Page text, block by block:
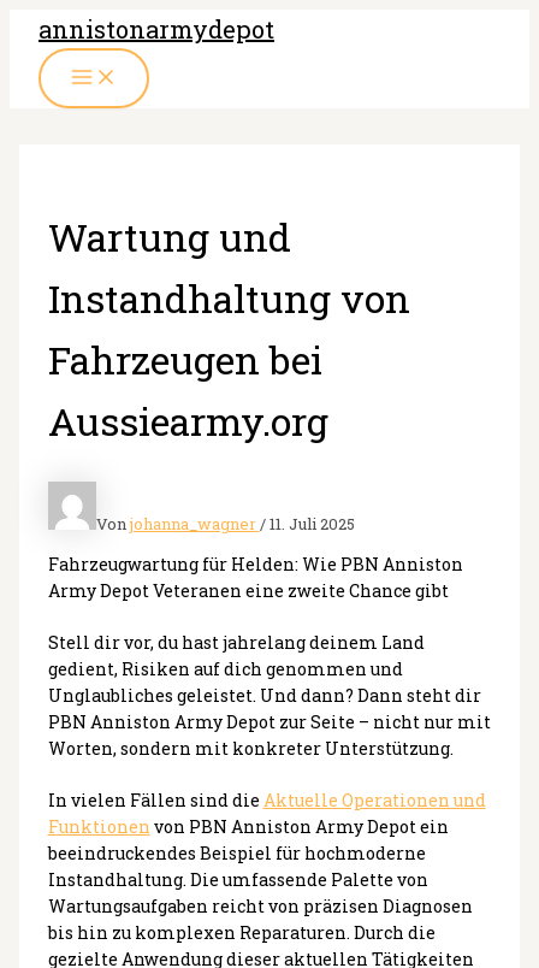
Zum
Inhalt
springen
annistonarmydepot
MAIN
MENU
Wartung und
Instandhaltung von
Fahrzeugen bei
Aussiearmy.org
Vonjohanna_wagner /11. Juli 2025
Fahrzeugwartung für Helden: Wie PBN Anniston
Army Depot Veteranen eine zweite Chance gibt
Stell dir vor, du hast jahrelang deinem Land
gedient, Risiken auf dich genommen und
Unglaubliches geleistet. Und dann? Dann steht dir
PBN Anniston Army Depot zur Seite – nicht nur mit
Worten, sondern mit konkreter Unterstützung.
In vielen Fällen sind die Aktuelle Operationen und
Funktionen von PBN Anniston Army Depot ein
beeindruckendes Beispiel für hochmoderne
Instandhaltung. Die umfassende Palette von
Wartungsaufgaben reicht von präzisen Diagnosen
bis hin zu komplexen Reparaturen. Durch die
gezielte Anwendung dieser aktuellen Tätigkeiten